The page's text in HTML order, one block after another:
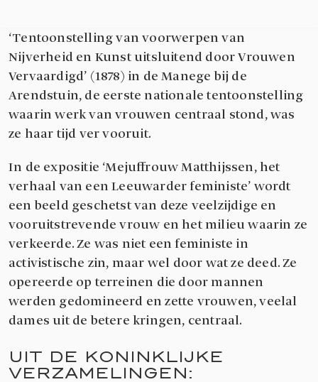
‘Tentoonstelling van voorwerpen van
Nijverheid en Kunst uitsluitend door Vrouwen
Vervaardigd’ (1878) in de Manege bij de
Arendstuin, de eerste nationale tentoonstelling
waarin werk van vrouwen centraal stond, was
ze haar tijd ver vooruit.
In de expositie ‘Mejuffrouw Matthijssen, het
verhaal van een Leeuwarder feministe’ wordt
een beeld geschetst van deze veelzijdige en
vooruitstrevende vrouw en het milieu waarin ze
verkeerde. Ze was niet een feministe in
activistische zin, maar wel door wat ze deed. Ze
opereerde op terreinen die door mannen
werden gedomineerd en zette vrouwen, veelal
dames uit de betere kringen, centraal.
UIT DE KONINKLIJKE
VERZAMELINGEN: